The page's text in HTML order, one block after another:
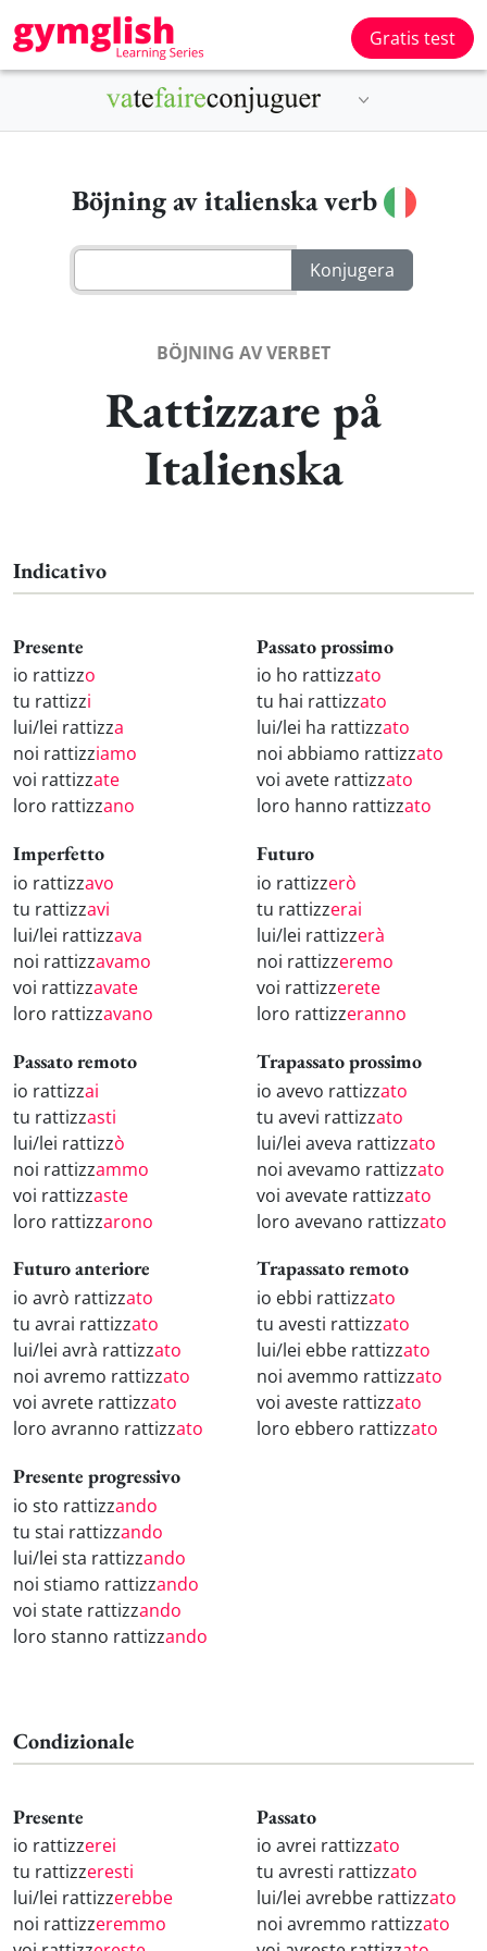
Gratis test
Böjning av italienska verb
BÖJNING AV VERBET
Rattizzare på
Italienska
Indicativo
Presente
io rattizzo
tu rattizzi
lui/lei rattizza
noi rattizziamo
voi rattizzate
loro rattizzano
Passato prossimo
io ho rattizzato
tu hai rattizzato
lui/lei ha rattizzato
noi abbiamo rattizzato
voi avete rattizzato
loro hanno rattizzato
Imperfetto
io rattizzavo
tu rattizzavi
lui/lei rattizzava
noi rattizzavamo
voi rattizzavate
loro rattizzavano
Futuro
io rattizzerò
tu rattizzerai
lui/lei rattizzerà
noi rattizzeremo
voi rattizzerete
loro rattizzeranno
Passato remoto
io rattizzai
tu rattizzasti
lui/lei rattizzò
noi rattizzammo
voi rattizzaste
loro rattizzarono
Trapassato prossimo
io avevo rattizzato
tu avevi rattizzato
lui/lei aveva rattizzato
noi avevamo rattizzato
voi avevate rattizzato
loro avevano rattizzato
Futuro anteriore
io avrò rattizzato
tu avrai rattizzato
lui/lei avrà rattizzato
noi avremo rattizzato
voi avrete rattizzato
loro avranno rattizzato
Trapassato remoto
io ebbi rattizzato
tu avesti rattizzato
lui/lei ebbe rattizzato
noi avemmo rattizzato
voi aveste rattizzato
loro ebbero rattizzato
Presente progressivo
io sto rattizzando
tu stai rattizzando
lui/lei sta rattizzando
noi stiamo rattizzando
voi state rattizzando
loro stanno rattizzando
Condizionale
Presente
io rattizzerei
tu rattizzeresti
lui/lei rattizzerebbe
noi rattizzeremmo
Passato
io avrei rattizzato
tu avresti rattizzato
lui/lei avrebbe rattizzato
noi avremmo rattizzato